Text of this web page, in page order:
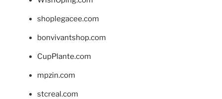
shoplegacee.com
bonvivantshop.com
CupPlante.com
mpzin.com
stcreal.com